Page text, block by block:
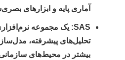
آماری پایه و ابزارهای
SAS: یک مجموعه
تحلیل‌های پیشرفته،
بیشتر در محیط‌های سازمانی